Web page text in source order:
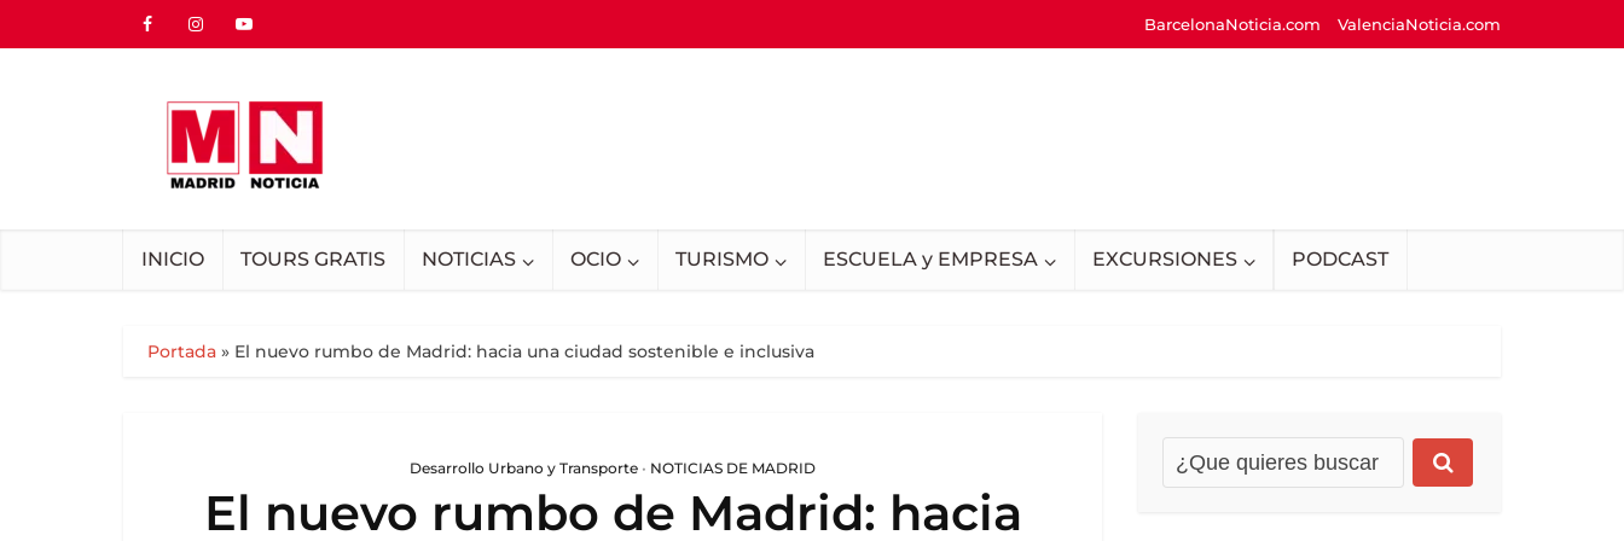
BarcelonaNoticia.com ValenciaNoticia.com
INICIO TOURS GRATIS NOTICIAS OCIO TURISMO ESCUELA y EMPRESA EXCURSIONES PODCAST
Portada » El nuevo rumbo de Madrid: hacia una ciudad sostenible e inclusiva
Desarrollo Urbano y Transporte • NOTICIAS DE MADRID
El nuevo rumbo de Madrid: hacia